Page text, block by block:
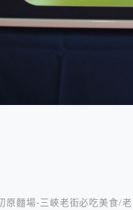
原麵場-三峽老街必吃美食/老